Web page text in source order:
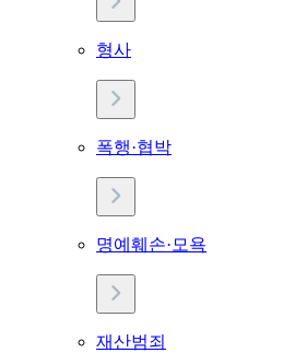
형사
폭행·협박
명예훼손·모욕
재산범죄